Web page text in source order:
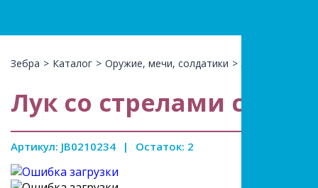
Зебра > Каталог > Оружие, мечи, солдатики >
Лук со стрелами со
Артикул: JB0210234 | Остаток: 2